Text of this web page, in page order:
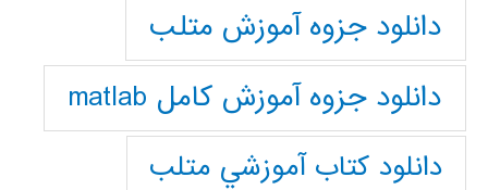
دانلود جزوه آموزش متلب
دانلود جزوه آموزش کامل matlab
دانلود كتاب آموزشي متلب